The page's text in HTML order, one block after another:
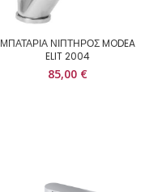
ΜΠΑΤΑΡΙΑ ΝΙΠΤΗΡΟΣ MODEA
ELIT 2004
85,00 €